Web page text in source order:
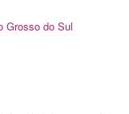
Grosso do Sul